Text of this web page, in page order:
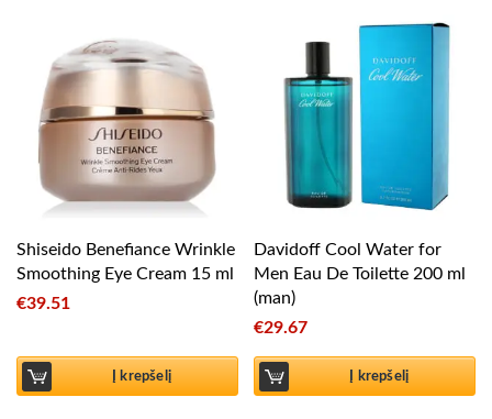
Shiseido Benefiance Wrinkle
Smoothing Eye Cream 15 ml
€39.51
Į krepšelį
Davidoff Cool Water for
Men Eau De Toilette 200 ml
(man)
€29.67
Į krepšelį